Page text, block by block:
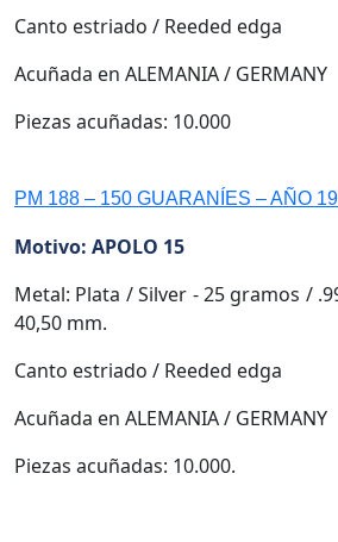
Canto estriado / Reeded edga
Acuñada en ALEMANIA / GERMANY
Piezas acuñadas: 10.000
PM 188 – 150 GUARANÍES – AÑO
Motivo: APOLO 15
Metal: Plata / Silver - 25 gramos /
40,50 mm.
Canto estriado / Reeded edga
Acuñada en ALEMANIA / GERMANY
Piezas acuñadas: 10.000.